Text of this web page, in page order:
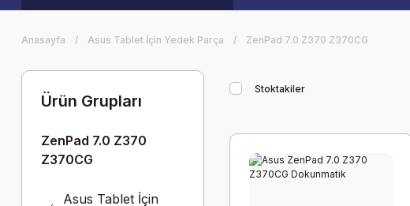
Anasayfa Asus Tablet İçin Yedek Parça ZenPad 7.0 Z370 Z370CG
Ürün Grupları
ZenPad 7.0 Z370
Z370CG
Asus Tablet İçin
Stoktakiler